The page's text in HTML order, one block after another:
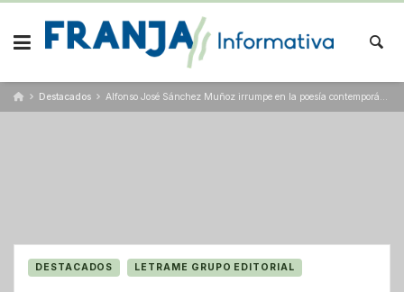
Skip
content
Destacados Alfonso José Sánchez Muñoz irrumpe en la poesía contemporánea con una obra valiente y singular
DESTACADOS LETRAME GRUPO EDITORIAL